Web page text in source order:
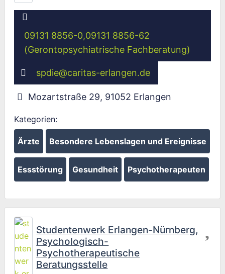
09131 8856-0,09131 8856-62
(Gerontopsychiatrische Fachberatung)
spdie@caritas-erlangen.de
Mozartstraße 29, 91052 Erlangen
Kategorien:
Ärzte Besondere Lebenslagen und Ereignisse
Essstörung Gesundheit Psychotherapeuten
Studentenwerk Erlangen-Nürnberg,
Psychologisch-
Psychotherapeutische
Beratungsstelle